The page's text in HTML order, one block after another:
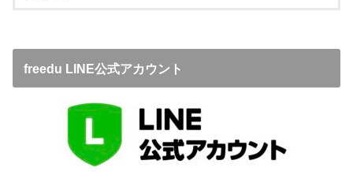
freedu LINE公式アカウント